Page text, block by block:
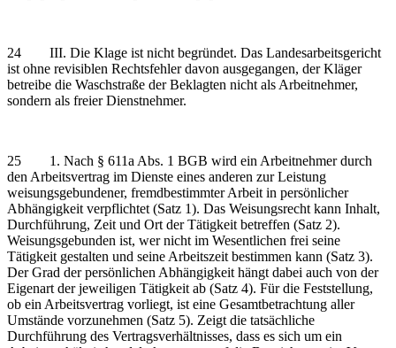
24 III. Die Klage ist nicht begründet. Das Landesarbeitsgericht
ist ohne revisiblen Rechtsfehler davon ausgegangen, der Kläger
betreibe die Waschstraße der Beklagten nicht als Arbeitnehmer,
sondern als freier Dienstnehmer.
25 1. Nach § 611a Abs. 1 BGB wird ein Arbeitnehmer durch
den Arbeitsvertrag im Dienste eines anderen zur Leistung
weisungsgebundener, fremdbestimmter Arbeit in persönlicher
Abhängigkeit verpflichtet (Satz 1). Das Weisungsrecht kann Inhalt,
Durchführung, Zeit und Ort der Tätigkeit betreffen (Satz 2).
Weisungsgebunden ist, wer nicht im Wesentlichen frei seine
Tätigkeit gestalten und seine Arbeitszeit bestimmen kann (Satz 3).
Der Grad der persönlichen Abhängigkeit hängt dabei auch von der
Eigenart der jeweiligen Tätigkeit ab (Satz 4). Für die Feststellung,
ob ein Arbeitsvertrag vorliegt, ist eine Gesamtbetrachtung aller
Umstände vorzunehmen (Satz 5). Zeigt die tatsächliche
Durchführung des Vertragsverhältnisses, dass es sich um ein